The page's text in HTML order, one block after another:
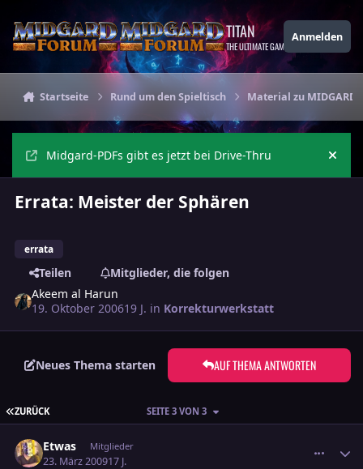
TITAN
THE ULTIMATE GAMING THEME
Anmelden
Startseite Rund um den Spieltisch Material zu MIDGARD
Midgard-PDFs gibt es jetzt bei Drive-Thru
Errata: Meister der Sphären
errata
Teilen
Mitglieder, die folgen
Akeem al Harun
19. Oktober 200619 J. in Korrekturwerkstatt
Neues Thema starten AUF THEMA ANTWORTEN
ERSTE SEITE
ZURÜCK SEITE 3 VON 3
Etwas Mitglieder
23. März 200917 J.